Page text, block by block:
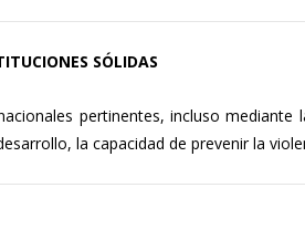
SÓLIDAS
pertinentes, incluso
la capacidad de prevenir la